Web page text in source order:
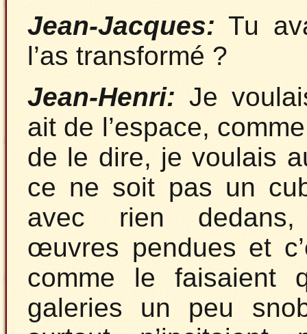
Jean-Jacques: Tu
l’as transformé ?
Jean-Henri: Je
ait de l’espace,
de le dire, je voulais
ce ne soit pas un
avec rien dedans,
œuvres pendues et
comme le faisaient
galeries un peu